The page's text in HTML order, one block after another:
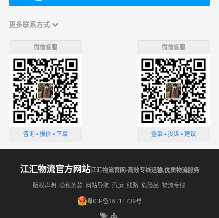
更多联系方式
微信客服
咨询 ▪ 报价 ▪ 下单
微信客服
查单 ▪ 投诉 ▪ 建议
江汇物流官方网站江汇物流官网-高效专线运输,优质物流服务
版权声明 隐私条款 网站导航 汽运 线路 危险品 物流专线
粤ICP备16111739号